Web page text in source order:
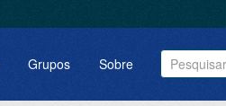
Grupos Sobre